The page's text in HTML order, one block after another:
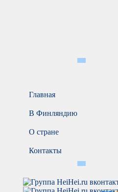
Главная
В Финляндию
О стране
Контакты